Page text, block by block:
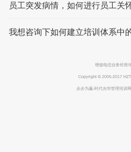
员工突发病情，如何进行员工关
我想咨询下如何建立培训体系中
增值电信业务经营
Copyright © 2005-2017
步步为赢-时代光华管理培训